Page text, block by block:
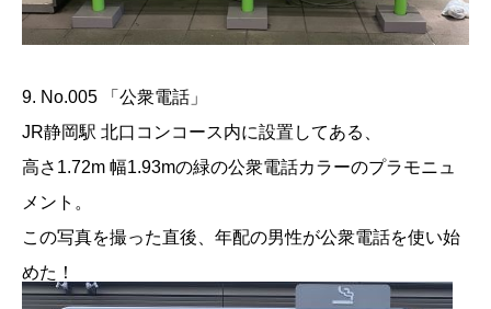
9. No.005 「公衆電話」
JR静岡駅 北口コンコース内に設置してある、
高さ1.72m 幅1.93mの緑の公衆電話カラーのプラモニュ
メント。
この写真を撮った直後、年配の男性が公衆電話を使い始
めた！